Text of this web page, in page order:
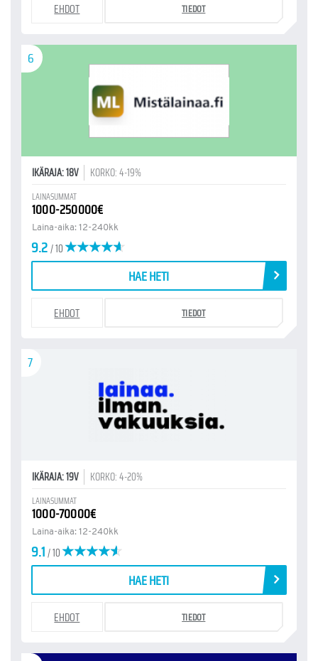
EHDOT TIEDOT
6
IKÄRAJA: 18V KORKO: 4-19%
LAINASUMMAT
1000-250000€
Laina-aika: 12-240kk
9.2/ 10
HAE HETI
EHDOT TIEDOT
7
IKÄRAJA: 19V KORKO: 4-20%
LAINASUMMAT
1000-70000€
Laina-aika: 12-240kk
9.1/ 10
HAE HETI
EHDOT TIEDOT